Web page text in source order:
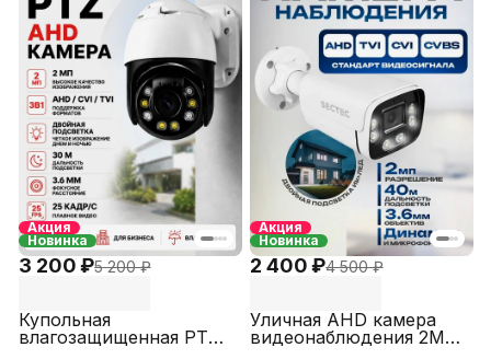
Акция
Новинка
3 200 ₽5 200 ₽
Купольная
влагозащищенная PTZ
Акция
Новинка
2 400 ₽4 500 ₽
Уличная AHD камера
видеонаблюдения 2МП